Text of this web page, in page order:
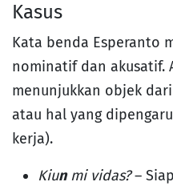
Kasus
Kata benda Esperanto
nominatif dan akusatif.
menunjukkan objek
atau hal yang
kerja).
Kiunmi vidas?–